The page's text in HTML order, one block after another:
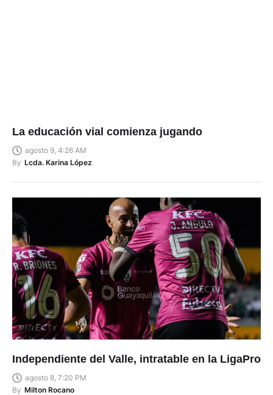
La educación vial comienza jugando
agosto 9, 4:26 AM
By Lcda. Karina López
Independiente del Valle, intratable en la LigaPro
agosto 8, 7:20 PM
By Milton Rocano